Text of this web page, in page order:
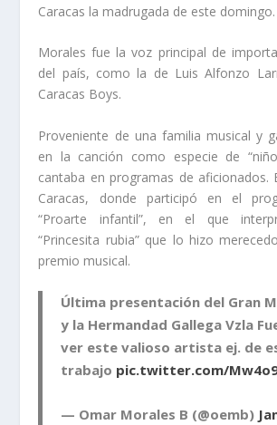
Caracas la madrugada de este domingo.
Morales fue la voz principal de
del país, como la de Luis Alfonzo
Caracas Boys.
Proveniente de una familia musical y
en la canción como especie de
cantaba en programas de aficionados.
Caracas, donde participó en el
“Proarte infantil”, en el que
“Princesita rubia” que lo hizo
premio musical.
Última presentación del Gran
y la Hermandad Gallega Vzla
ver este valioso artista ej. de
trabajo pic.twitter.com/
— Omar Morales B (@oemb)